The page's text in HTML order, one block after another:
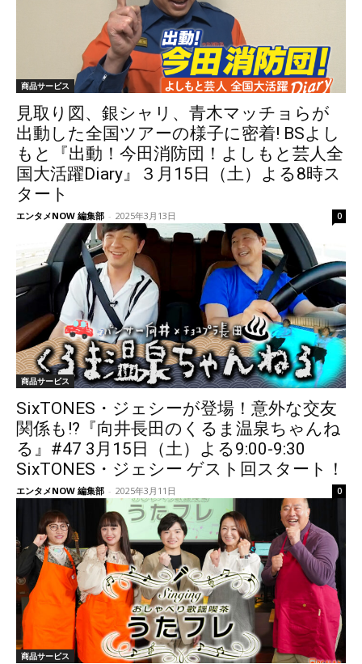
商品サービス
見取り図、銀シャリ、青木マッチョらが
出動した全国ツアーの様子に密着! BSよし
もと『出動！今田消防団！よしもと芸人全
国大活躍Diary』３月15日（土）よる8時ス
タート
エンタメNOW 編集部 - 2025年3月13日 0
商品サービス
SixTONES・ジェシーが登場！意外な交友
関係も!?『向井長田のくるま温泉ちゃんね
る』#47 3月15日（土）よる9:00-9:30
SixTONES・ジェシー ゲスト回スタート！
エンタメNOW 編集部 - 2025年3月11日 0
商品サービス